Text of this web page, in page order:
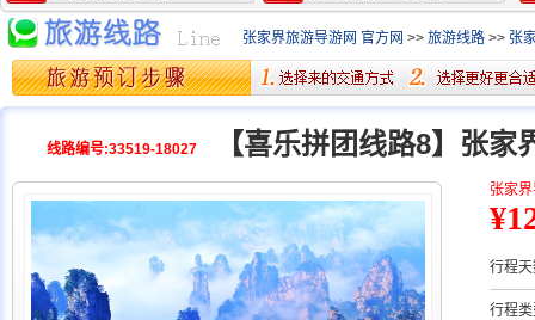
张家界旅游导游网 官方网 >> 旅游线路 >> 张
线路编号:33519-18027 【喜乐拼团线路8】张
张家
行程
行程